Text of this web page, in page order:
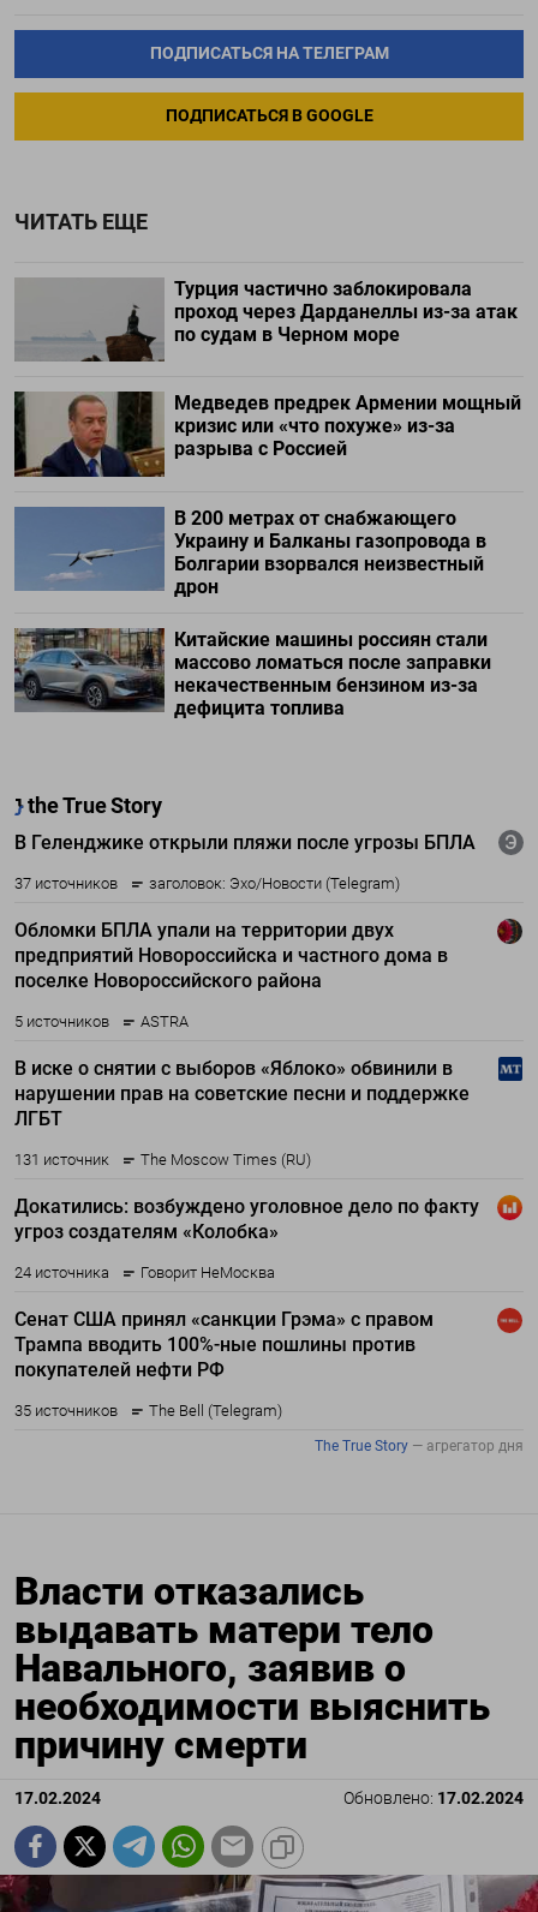
ПОДПИСАТЬСЯ НА ТЕЛЕГРАМ
ПОДПИСАТЬСЯ В GOOGLE
ЧИТАТЬ ЕЩЕ
Турция частично заблокировала
проход через Дарданеллы из-за атак
по судам в Черном море
Медведев предрек Армении мощный
кризис или «что похуже» из-за
разрыва с Россией
В 200 метрах от снабжающего
Украину и Балканы газопровода в
Болгарии взорвался неизвестный
дрон
Китайские машины россиян стали
массово ломаться после заправки
некачественным бензином из-за
дефицита топлива
Власти отказались
выдавать матери тело
Навального, заявив о
необходимости выяснить
причину смерти
17.02.2024 Обновлено: 17.02.2024